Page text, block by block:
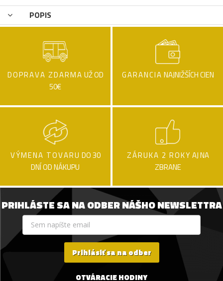
POPIS
DOPRAVA ZDARMA UŽ OD
50€
GARANCIA NAJNIŽŠÍCH CIEN
VÝMENA TOVARU DO 30
DNÍ OD NÁKUPU
ZÁRUKA 2 ROKY AJ NA
ZBRANE
PRIHLÁSTE SA NA ODBER NÁŠHO NEWSLETTRA
Prihlásiť sa na odber
OTVÁRACIE HODINY